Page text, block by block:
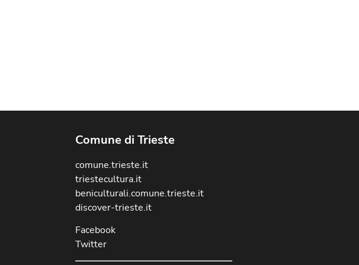
Comune di Trieste
comune.trieste.it
triestecultura.it
beniculturali.comune.trieste.it
discover-trieste.it
Facebook
Twitter